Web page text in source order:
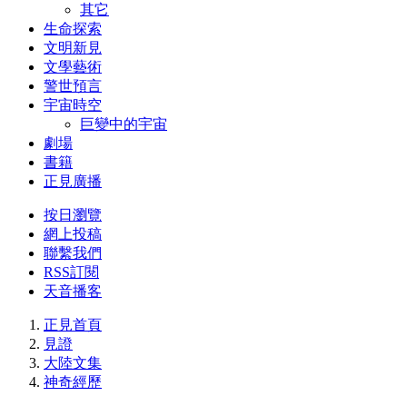
其它
生命探索
文明新見
文學藝術
警世預言
宇宙時空
巨變中的宇宙
劇場
書籍
正見廣播
按日瀏覽
網上投稿
聯繫我們
RSS訂閱
天音播客
正見首頁
見證
大陸文集
神奇經歷